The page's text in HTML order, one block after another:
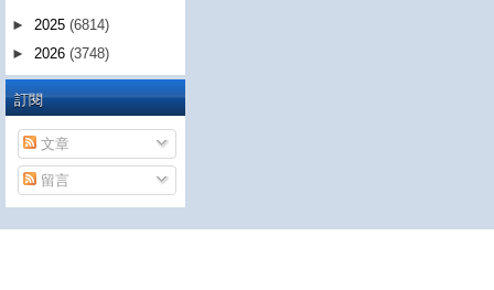
► 2025 (6814)
► 2026 (3748)
訂閱
文章
留言